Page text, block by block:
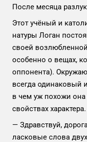
После месяца
Этот учёный и
натуры Логан
своей
особенно о вещах,
оппонента).
всегда одинаковый
в чем уж похожи она
свойствах характера.
— Здравствуй,
ласковые слова